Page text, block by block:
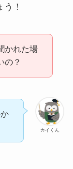
話から解約
！
かれた場
の？
カイくん